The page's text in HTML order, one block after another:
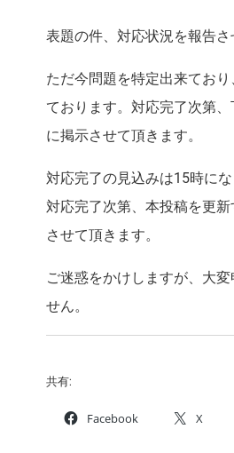
表題の件、対応状況を報告さ
ただ今問題を特定出来てお
ております。対応完了次第
に掲示させて頂きます。
対応完了の見込みは15時にな
対応完了次第、本投稿を更
させて頂きます。
ご迷惑をかけしますが、大
せん。
共有:
Facebook X